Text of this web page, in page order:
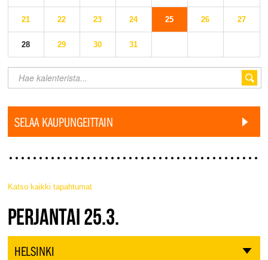
21 22 23 24 25 26 27
28 29 30 31
SELAA KAUPUNGEITTAIN
Katso kaikki tapahtumat
JAZZ FINLAND LIVE
PERJANTAI 25.3.
HELSINKI